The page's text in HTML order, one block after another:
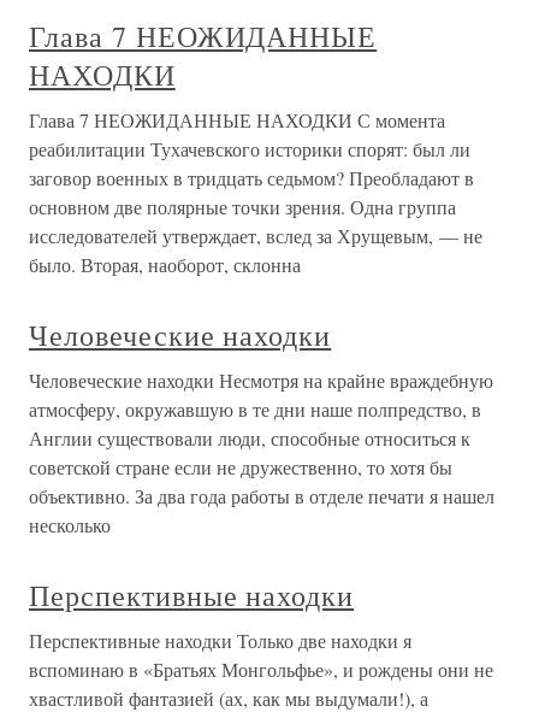
Глава 7 НЕОЖИДАННЫЕ
НАХОДКИ
Глава 7 НЕОЖИДАННЫЕ НАХОДКИ С момента
реабилитации Тухачевского историки спорят: был ли
заговор военных в тридцать седьмом? Преобладают в
основном две полярные точки зрения. Одна группа
исследователей утверждает, вслед за Хрущевым, — не
было. Вторая, наоборот, склонна
Человеческие находки
Человеческие находки Несмотря на крайне враждебную
атмосферу, окружавшую в те дни наше полпредство, в
Англии существовали люди, способные относиться к
советской стране если не дружественно, то хотя бы
объективно. За два года работы в отделе печати я нашел
несколько
Перспективные находки
Перспективные находки Только две находки я
вспоминаю в «Братьях Монгольфье», и рождены они не
хвастливой фантазией (ах, как мы выдумали!), а